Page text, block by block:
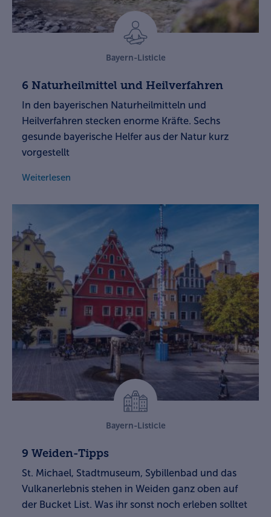
Bayern-Listicle
6 Naturheilmittel und Heilverfahren
In den bayerischen Naturheilmitteln und
Heilverfahren stecken enorme Kräfte. Sechs
gesunde bayerische Helfer aus der Natur kurz
vorgestellt
Weiterlesen
Bayern-Listicle
9 Weiden-Tipps
St. Michael, Stadtmuseum, Sybillenbad und das
Vulkanerlebnis stehen in Weiden ganz oben auf
der Bucket List. Was ihr sonst noch erleben solltet